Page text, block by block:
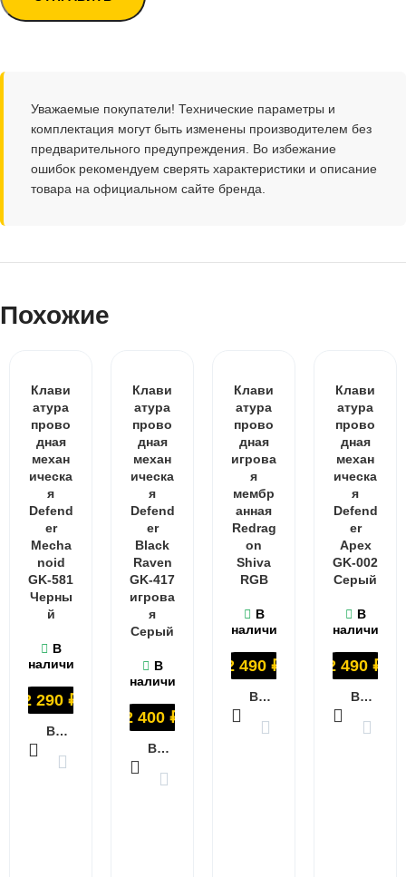
Уважаемые покупатели! Технические параметры и
комплектация могут быть изменены производителем без
предварительного предупреждения. Во избежание
ошибок рекомендуем сверять характеристики и описание
товара на официальном сайте бренда.
Похожие
Клави
атура
прово
дная
механ
ическа
я
Defend
er
Mecha
noid
GK-581
Черны
й
В
наличии
2 290 ₽
В КОРЗИНУ
Клави
атура
прово
дная
механ
ическа
я
Defend
er
Black
Raven
GK-417
игрова
я
Серый
В
наличии
2 400 ₽
В КОРЗИНУ
Клави
атура
прово
дная
игрова
я
мембр
анная
Redrag
on
Shiva
RGB
В
наличии
2 490 ₽
В КОРЗИНУ
Клави
атура
прово
дная
механ
ическа
я
Defend
er
Apex
GK-002
Серый
В
наличии
2 490 ₽
В КОРЗИНУ